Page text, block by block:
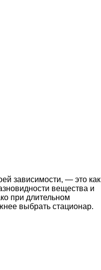
зависимости, — это как
вещества и
при длительном
выбрать стационар.